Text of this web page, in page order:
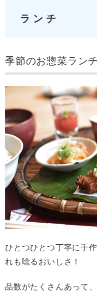
ランチ
季節のお惣菜ラン
ひとつひとつ丁寧に手
れも唸るおいしさ！
品数がたくさんあって